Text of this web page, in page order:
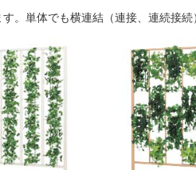
単体でも横連結（連接、連続接続